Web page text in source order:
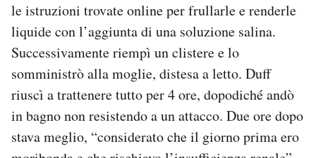
le istruzioni trovate online per frullarle e renderle
liquide con l’aggiunta di una soluzione salina.
Successivamente riempì un clistere e lo
somministrò alla moglie, distesa a letto. Duff
riuscì a trattenere tutto per 4 ore, dopodiché andò
in bagno non resistendo a un attacco. Due ore dopo
stava meglio, “considerato che il giorno prima ero